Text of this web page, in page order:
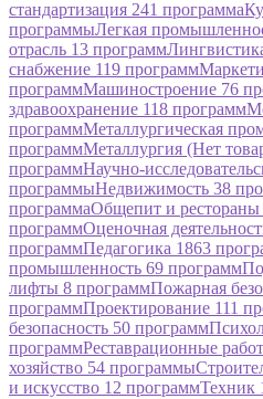
стандартизация 241 программа
программыЛегкая
отрасль 13 программ
снабжение 119 программ
программМашиностроение 76
здравоохранение 118 программ
программМеталлургическая
программМеталлургия (Нет
программНаучно-
программыНедвижимость 38
программаОбщепит и рестораны
программОценочная
программПедагогика 1863
промышленность 69 программ
лифты 8 программПожарная
программПроектирование 111
безопасность 50 программ
программРеставрационные
хозяйство 54 программы
и искусство 12 программТехник